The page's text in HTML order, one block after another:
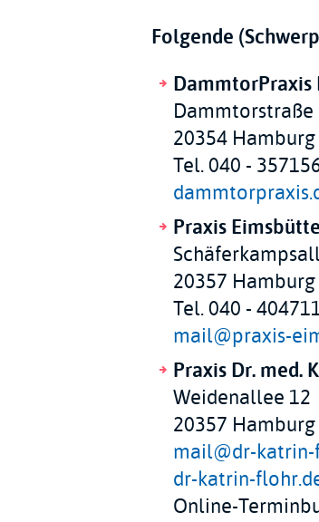
Folgende
DammtorPraxis
Dammtorstraße
20354 Hamburg
Tel. 040 -
Praxis
20357 Hamburg
Tel. 040 -
mail@praxis-
Praxis Dr. med.
Weidenallee 12
20357 Hamburg
mail@dr-
dr-katrin-
Online-